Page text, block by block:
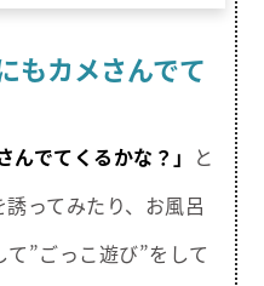
もカメさんでて
んでてくるかな？」 と
ってみたり、お風呂
”ごっこ遊び”をして